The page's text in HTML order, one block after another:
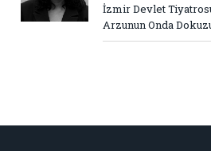
İzmir Devlet
Arzunun Onda